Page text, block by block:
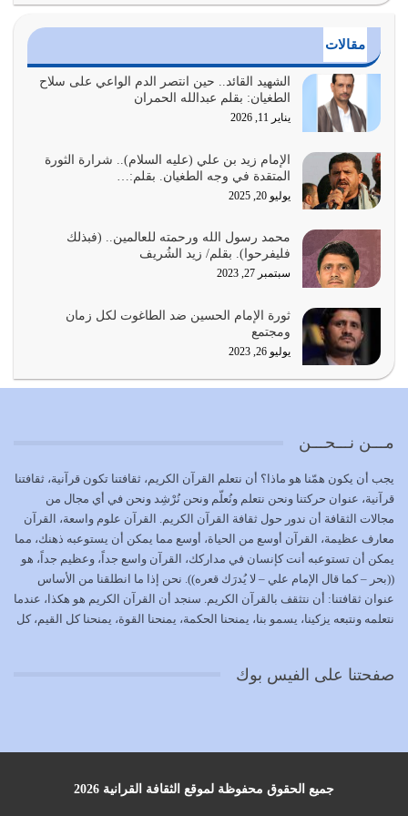
أي أمة تتفرق في الدين وتتفرق في كيانها معناه أنها أصبحت
أمة عاجزة عن النهوض…
يوليو 23, 2026
بحبل الله جميعاً وليس كل…
يوليو 22, 2026
يشاء ويذل من يشاء
يوليو 21, 2026
كل زمان…
يوليو 19, 2026
الوظيفة عبارة عن مسؤولية يجب النهوض بها كما ينبغي لكي
وَالْمُنْفِقِينَ…
يوليو 17, 2026
الاعتصام بحبل الله أمر إلهي للمؤمنين وهو بمثابة سبب بينهم
وبين الله يترتب عليه النصر…
يوليو 16, 2026
إما أن نحاول أن نكون من أولياء الله فيتم على أيدينا ضرب
يوليو 15, 2026
مقالات
الشهيد القائد.. حين انتصر الدم الواعي على سلاح
الطغيان: بقلم عبدالله الحمران
يناير 11, 2026
الإمام زيد بن علي (عليه السلام).. شرارة الثورة
المتقدة في وجه الطغيان. بقلم:…
يوليو 20, 2025
محمد رسول الله ورحمته للعالمين.. (فبذلك
فليفرحوا). بقلم/ زيد الشُريف
سبتمبر 27, 2023
ثورة الإمام الحسين ضد الطاغوت لكل زمان
ومجتمع
يوليو 26, 2023
مـــن نـــحـــن
يجب أن يكون همّنا هو ماذا؟ أن نتعلم القرآن الكريم، ثقافتنا تكون قرآنية، ثقافتنا
قرآنية، عنوان حركتنا ونحن نتعلم ونُعلّم ونحن نُرْشِد ونحن في أي مجال من
مجالات الثقافة أن ندور حول ثقافة القرآن الكريم. القرآن علوم واسعة، القرآن
معارف عظيمة، القرآن أوسع من الحياة، أوسع مما يمكن أن يستوعبه ذهنك، مما
يمكن أن تستوعبه أنت كإنسان في مداركك، القرآن واسع جداً، وعظيم جداً، هو
((بحر – كما قال الإمام علي – لا يُدرَك قعره)). نحن إذا ما انطلقنا من الأساس
عنوان ثقافتنا: أن نتثقف بالقرآن الكريم. سنجد أن القرآن الكريم هو هكذا، عندما
نتعلمه ونتبعه يزكينا، يسمو بنا، يمنحنا الحكمة، يمنحنا القوة، يمنحنا كل القيم، كل
بمستوى أن نثقف الآخرين بالقرآن الكريم، وأن نتثقف بثقافة القرآن الكريم
أخرى، لكن كم تجد داخلها من ضلال، كم تجد أنها تنسف الإنسان أنه حتى لا يبقى
صفحتنا على الفيس بوك
جميع الحقوق محفوظة لموقع الثقافة القرانية 2026